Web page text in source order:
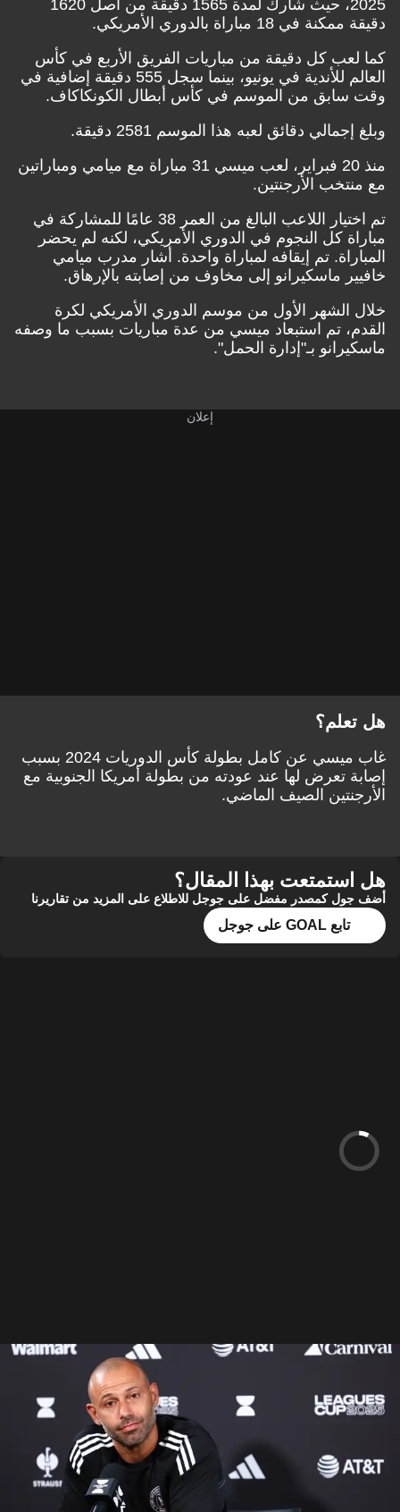
2025، حيث شارك لمدة 1565 دقيقة من أصل 1620
دقيقة ممكنة في 18 مباراة بالدوري الأمريكي.
كما لعب كل دقيقة من مباريات الفريق الأربع في كأس
العالم للأندية في يونيو، بينما سجل 555 دقيقة إضافية في
وقت سابق من الموسم في كأس أبطال الكونكاكاف.
وبلغ إجمالي دقائق لعبه هذا الموسم 2581 دقيقة.
منذ 20 فبراير، لعب ميسي 31 مباراة مع ميامي ومباراتين
مع منتخب الأرجنتين.
تم اختيار اللاعب البالغ من العمر 38 عامًا للمشاركة في
مباراة كل النجوم في الدوري الأمريكي، لكنه لم يحضر
المباراة. تم إيقافه لمباراة واحدة. أشار مدرب ميامي
خافيير ماسكيرانو إلى مخاوف من إصابته بالإرهاق.
خلال الشهر الأول من موسم الدوري الأمريكي لكرة
القدم، تم استبعاد ميسي من عدة مباريات بسبب ما وصفه
ماسكيرانو بـ"إدارة الحمل".
هل تعلم؟
غاب ميسي عن كامل بطولة كأس الدوريات 2024 بسبب
إصابة تعرض لها عند عودته من بطولة أمريكا الجنوبية مع
الأرجنتين الصيف الماضي.
هل استمتعت بهذا المقال؟
أضف جول كمصدر مفضل على جوجل للاطلاع على المزيد من تقاريرنا
تابع GOAL على جوجل